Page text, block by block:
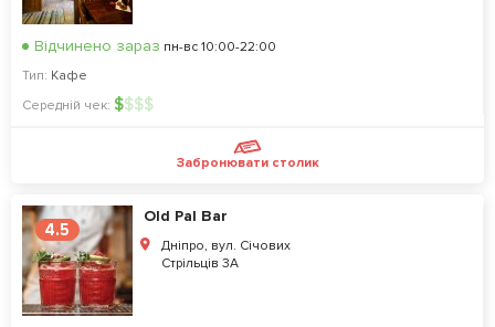
Відчинено зараз пн-вс 10:00-22:00
Тип: Кафе
Середній чек: $$$$
Забронювати столик
4.5
Old Pal Bar
Дніпро, вул. Січових
Стрільців 3А